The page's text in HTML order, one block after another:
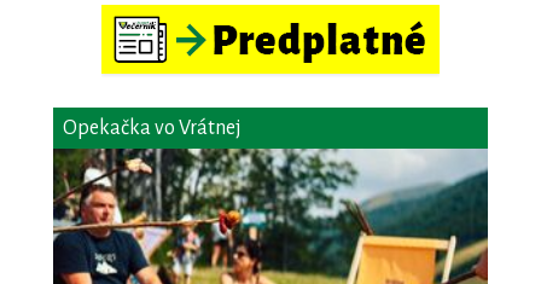
Opekačka vo Vrátnej